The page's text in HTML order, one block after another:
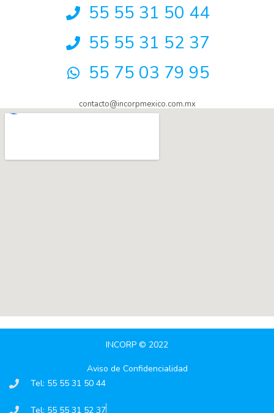
55 55 31 50 44
55 55 31 52 37
55 75 03 79 95
contacto@incorpmexico.com.mx
INCORP © 2022
Aviso de Confidencialidad
Tel: 55 55 31 50 44
Tel: 55 55 31 52 37